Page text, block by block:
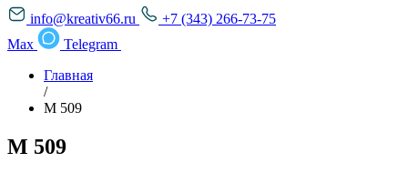
info@kreativ66.ru
+7 (343) 266-73-75
Max
Telegram
Главная
/
М 509
М 509